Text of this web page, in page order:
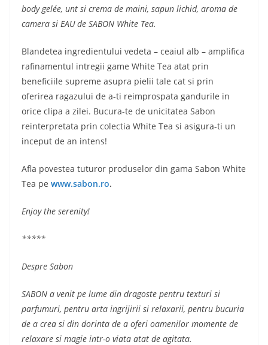
body gelée, unt si crema de maini, sapun lichid, aroma de
camera si EAU de SABON White Tea.
Blandetea ingredientului vedeta – ceaiul alb – amplifica
rafinamentul intregii game White Tea atat prin
beneficiile supreme asupra pielii tale cat si prin
oferirea ragazului de a-ti reimprospata gandurile in
orice clipa a zilei. Bucura-te de unicitatea Sabon
reinterpretata prin colectia White Tea si asigura-ti un
inceput de an intens!
Afla povestea tuturor produselor din gama Sabon White
Tea pe www.sabon.ro.
Enjoy the serenity!
*****
Despre Sabon
SABON a venit pe lume din dragoste pentru texturi si
parfumuri, pentru arta ingrijirii si relaxarii, pentru bucuria
de a crea si din dorinta de a oferi oamenilor momente de
relaxare si magie intr-o viata atat de agitata.